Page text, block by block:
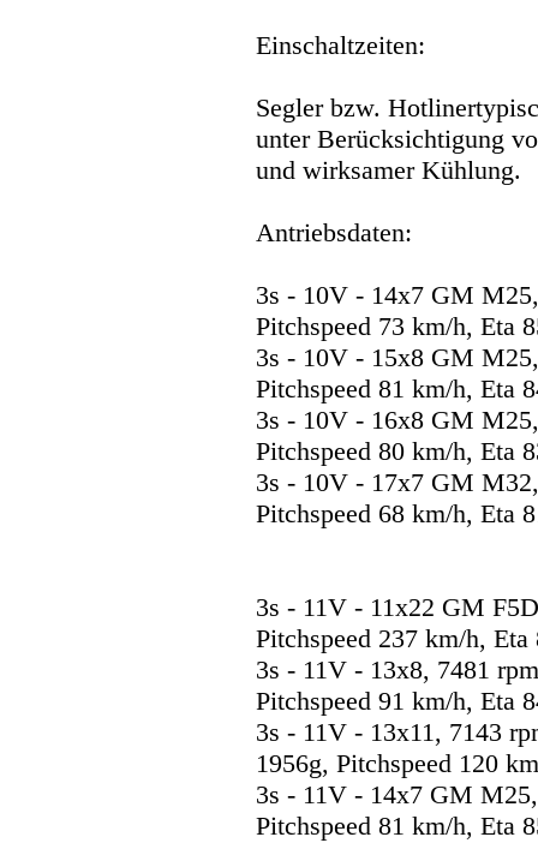
Einschaltzeiten:
Segler bzw.
unter Berücksichtigung
und wirksamer Kühlung.
Antriebsdaten:
3s - 10V - 14x7 GM
Pitchspeed 73 km/h, Eta
3s - 10V - 15x8 GM
Pitchspeed 81 km/h, Eta
3s - 10V - 16x8 GM
Pitchspeed 80 km/h, Eta
3s - 10V - 17x7 GM
Pitchspeed 68 km/h, Eta
3s - 11V - 11x22 GM
Pitchspeed 237 km/h, Eta
3s - 11V - 13x8, 7481
Pitchspeed 91 km/h, Eta
3s - 11V - 13x11, 7143
1956g, Pitchspeed 120
3s - 11V - 14x7 GM
Pitchspeed 81 km/h, Eta